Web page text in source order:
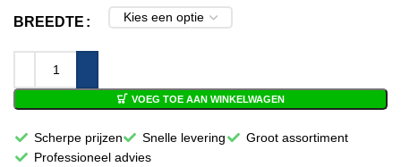
BREEDTE
VOEG TOE AAN WINKELWAGEN
Scherpe prijzen Snelle levering
Groot assortiment
Professioneel advies